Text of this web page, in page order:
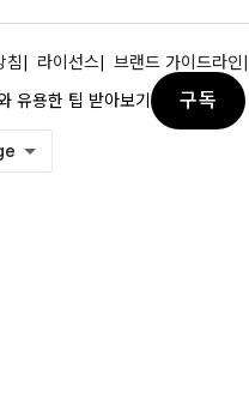
침 라이선스 브랜드 가이드라인
유용한 팁 받아보기
구독